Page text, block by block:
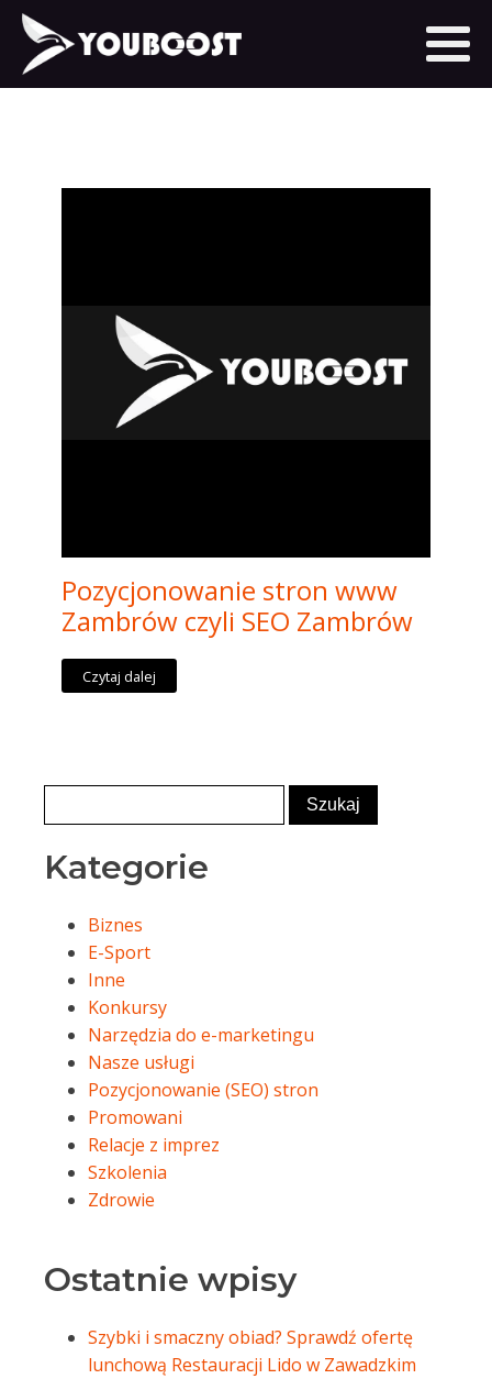
Pozycjonowanie stron www
Zambrów czyli SEO Zambrów
Czytaj dalej
Kategorie
Biznes
E-Sport
Inne
Konkursy
Narzędzia do e-marketingu
Nasze usługi
Pozycjonowanie (SEO) stron
Promowani
Relacje z imprez
Szkolenia
Zdrowie
Ostatnie wpisy
Szybki i smaczny obiad? Sprawdź ofertę
lunchową Restauracji Lido w Zawadzkim